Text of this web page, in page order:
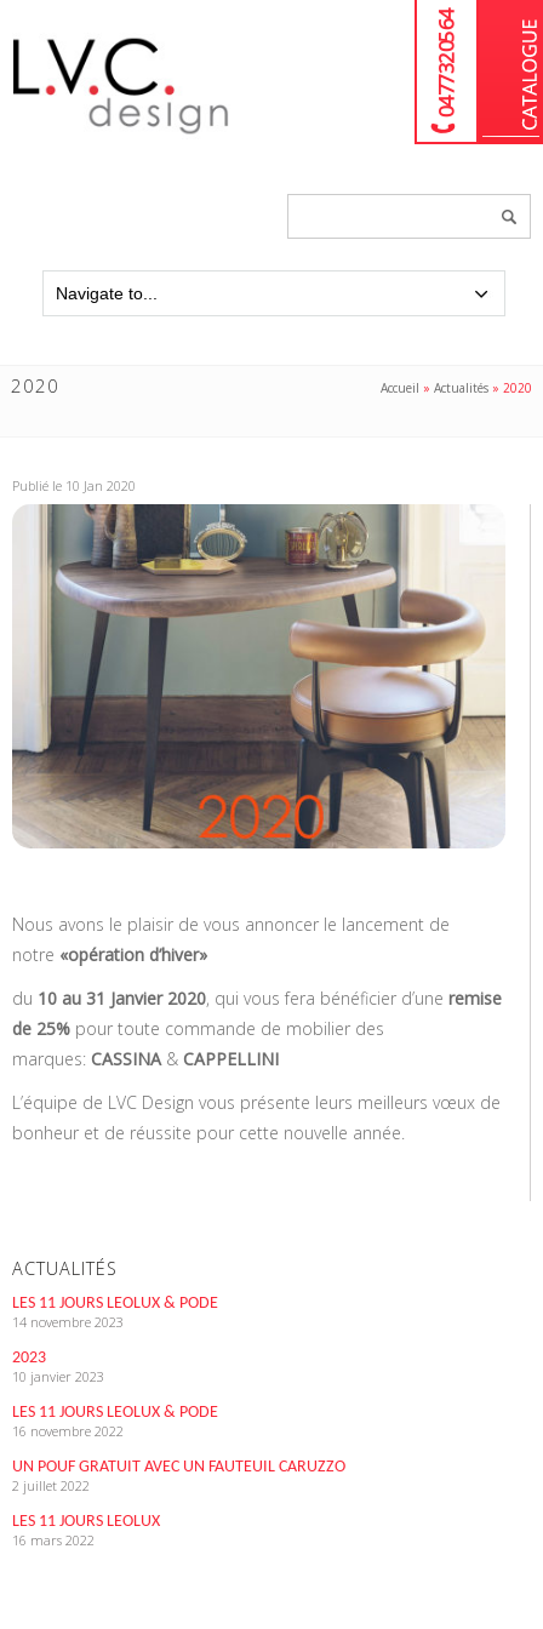
04 77 32 05 64
2020 Accueil »Actualités » 2020
Publié le 10 Jan 2020
Nous avons le plaisir de vous annoncer le lancement de
notre «opération d’hiver»
du 10 au 31 Janvier 2020, qui vous fera bénéficier d’une remise
de 25% pour toute commande de mobilier des
marques: CASSINA& CAPPELLINI
L’équipe de LVC Design vous présente leurs meilleurs vœux de
bonheur et de réussite pour cette nouvelle année.
ACTUALITÉS
LES 11 JOURS LEOLUX & PODE
14 novembre 2023
2023
10 janvier 2023
LES 11 JOURS LEOLUX & PODE
16 novembre 2022
UN POUF GRATUIT AVEC UN FAUTEUIL CARUZZO
2 juillet 2022
LES 11 JOURS LEOLUX
16 mars 2022